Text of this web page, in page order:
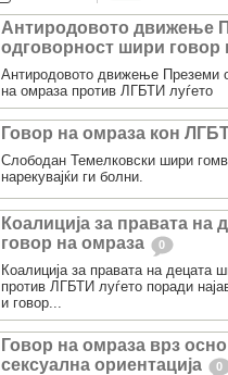
Антиродовото движење
одговорност шири говор
Антиродовото движење Преземи
на омраза против ЛГБТИ луѓето
Говор на омраза кон
Слободан Темелковски шири
нарекувајќи ги болни.
Коалиција за правата на
говор на омраза
0
Коалиција за правата на децата
против ЛГБТИ луѓето поради
и говор...
Говор на омраза врз
сексуална ориентација
0